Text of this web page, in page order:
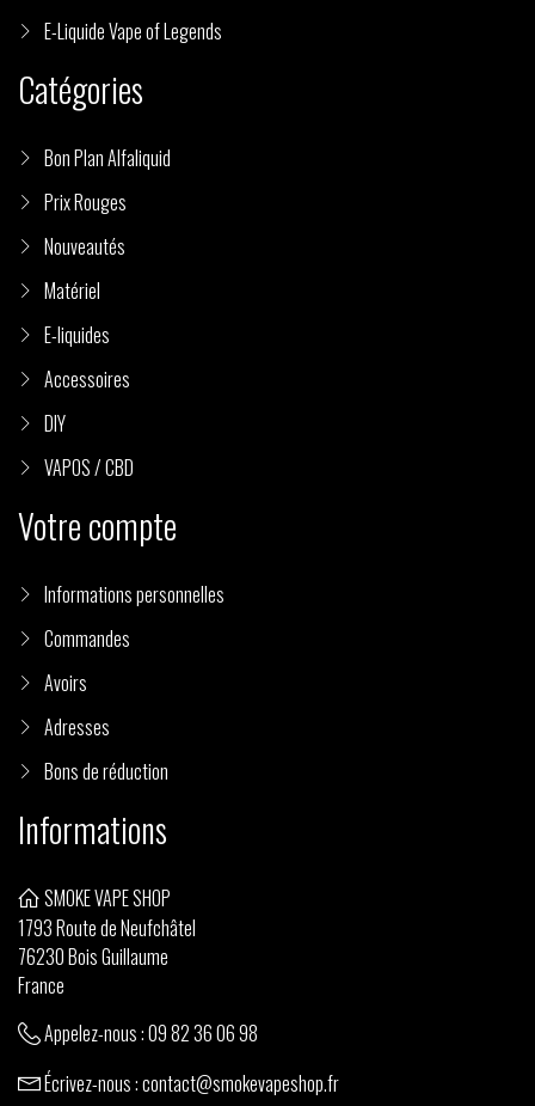
E-Liquide Vape of Legends
Catégories
Bon Plan Alfaliquid
Prix Rouges
Nouveautés
Matériel
E-liquides
Accessoires
DIY
VAPOS / CBD
Votre compte
Informations personnelles
Commandes
Avoirs
Adresses
Bons de réduction
Informations
SMOKE VAPE SHOP
1793 Route de Neufchâtel
76230 Bois Guillaume
France
Appelez-nous :09 82 36 06 98
Écrivez-nous :contact@smokevapeshop.fr